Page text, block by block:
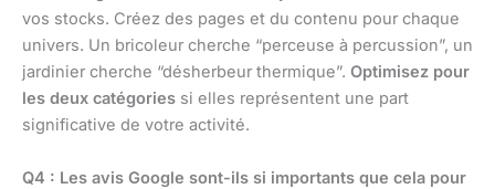
vos stocks. Créez des pages et du contenu pour chaque
univers. Un bricoleur cherche “perceuse à percussion”, un
jardinier cherche “désherbeur thermique”. Optimisez pour
les deux catégories si elles représentent une part
significative de votre activité.
Q4 : Les avis Google sont-ils si importants que cela pour